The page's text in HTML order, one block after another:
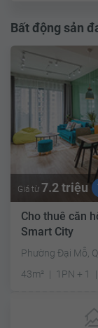
Bất động sản
Giá từ 7.2 triệu
Cho thuê căn
Smart City
Phường Đại Mỗ,
43m²
1PN + 1